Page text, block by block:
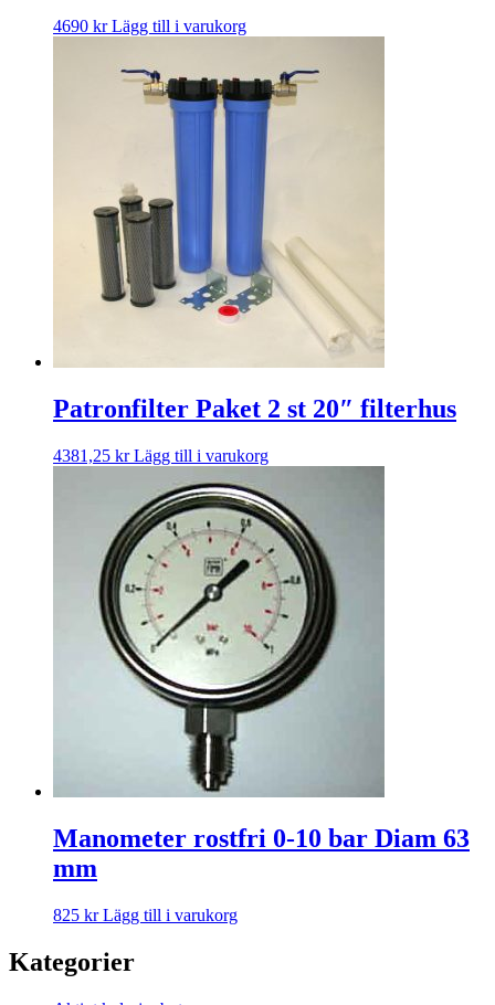
4690 kr Lägg till i varukorg
Patronfilter Paket 2 st 20″ filterhus
4381,25 kr Lägg till i varukorg
Manometer rostfri 0-10 bar Diam 63
mm
825 kr Lägg till i varukorg
Kategorier